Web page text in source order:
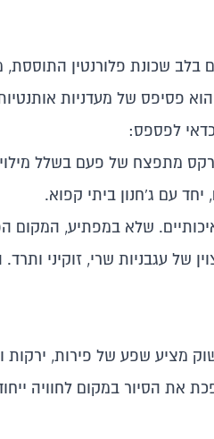
בלב שכונת פלורנטין התוססת,
פסיפס של מעדניות אותנטיות
לפספס:
מתפצח של פעם בשלל
עם ג'חנון ביתי קפוא.
שלא במפתיע, המקום
של עגבניות שרי, זוקיני
מציע שפע של פירות, ירקות
את הסיור במקום לחוויה